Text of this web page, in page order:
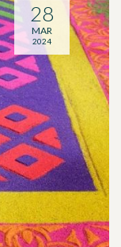
28
MAR
2024